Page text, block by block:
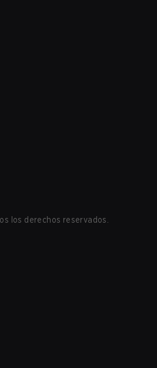
los derechos reservados.